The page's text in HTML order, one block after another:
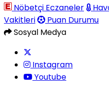
Nöbetçi Eczaneler
Vakitleri
Puan Durumu
Sosyal Medya
Instagram
Youtube